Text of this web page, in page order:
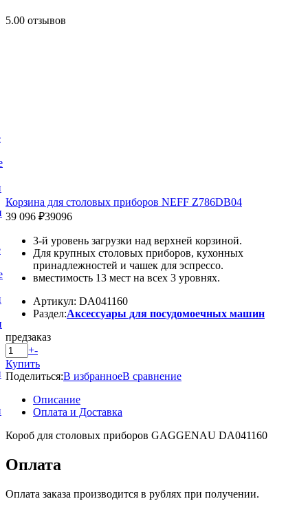
5.00 отзывов
Корзина для столовых приборов NEFF Z786DB04
39 096 ₽39096
3-й уровень загрузки над верхней корзиной.
Для крупных столовых приборов, кухонных
принадлежностей и чашек для эспрессо.
вместимость 13 мест на всех 3 уровнях.
Артикул: DA041160
Раздел:Аксессуары для посудомоечных машин
предзаказ
+-
Купить
Поделиться:В избранноеВ сравнение
Описание
Оплата и Доставка
Короб для столовых приборов GAGGENAU DA041160
Оплата
Оплата заказа производится в рублях при получении.